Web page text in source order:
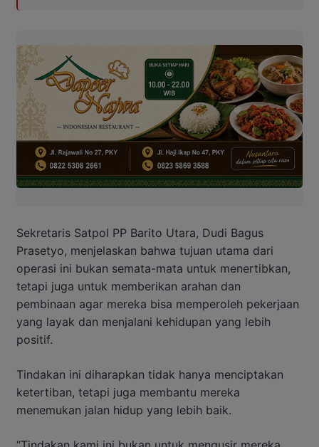
Sekretaris Satpol PP Barito Utara, Dudi Bagus
Prasetyo, menjelaskan bahwa tujuan utama dari
operasi ini bukan semata-mata untuk menertibkan,
tetapi juga untuk memberikan arahan dan
pembinaan agar mereka bisa memperoleh pekerjaan
yang layak dan menjalani kehidupan yang lebih
positif.
Tindakan ini diharapkan tidak hanya menciptakan
ketertiban, tetapi juga membantu mereka
menemukan jalan hidup yang lebih baik.